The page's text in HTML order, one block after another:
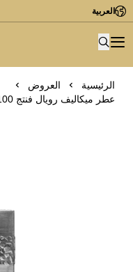
العربية
الرئيسية
العروض
عطر ميكاليف رويال فنتج 100 مل Royal Vintage M. Micallef